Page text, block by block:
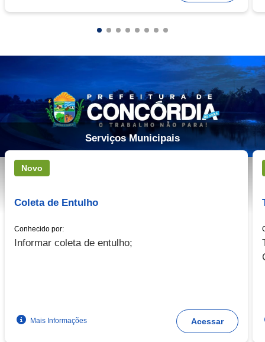
Serviços Municipais
Novo
Coleta de Entulho
Conhecido por:
Informar coleta de entulho;
Mais Informações Acessar